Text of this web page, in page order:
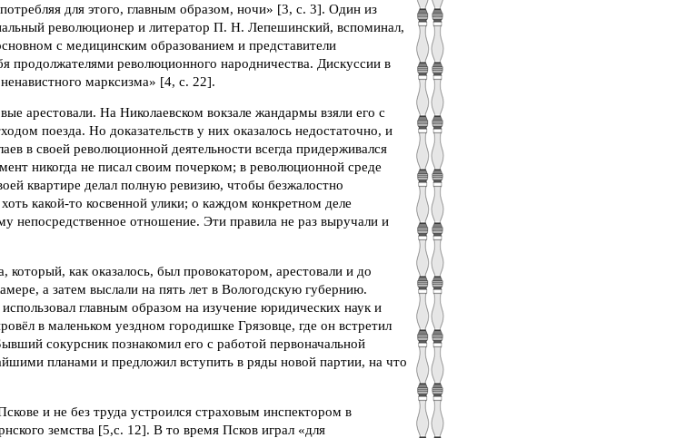
для этого, главным образом, ночи» [3, с. 3]. Один из
революционер и литератор П. Н. Лепешинский, вспоминал,
с медицинским образованием и представители
продолжателями революционного народничества. Дискуссии в
марксизма» [4, c. 22].
арестовали. На Николаевском вокзале жандармы взяли его с
поезда. Но доказательств у них оказалось недостаточно, и
в своей революционной деятельности всегда придерживался
никогда не писал своим почерком; в революционной среде
квартире делал полную ревизию, чтобы безжалостно
какой-то косвенной улики; о каждом конкретном деле
непосредственное отношение. Эти правила не раз выручали и
который, как оказалось, был провокатором, арестовали и до
а затем выслали на пять лет в Вологодскую губернию.
главным образом на изучение юридических наук и
в маленьком уездном городишке Грязовце, где он встретил
сокурсник познакомил его с работой первоначальной
планами и предложил вступить в ряды новой партии, на что
и не без труда устроился страховым инспектором в
земства [5,с. 12]. В то время Псков играл «для